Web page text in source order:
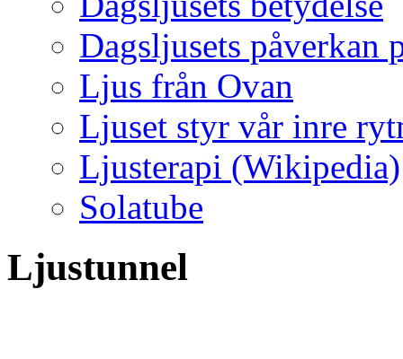
Dagsljusets påverkan
Ljus från Ovan
Ljuset styr vår inre
Ljusterapi (Wikipedia)
Solatube
Ljustunnel